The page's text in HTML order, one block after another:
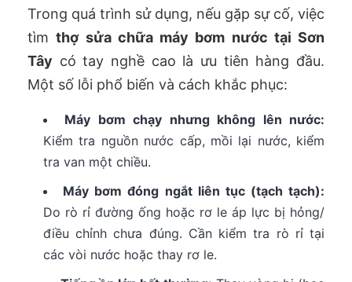
Trong quá trình sử dụng, nếu gặp sự cố, việc
tìmthợ sửa chữa máy bơm nước tại Sơn
Tây có tay nghề cao là ưu tiên hàng đầu.
Một số lỗi phổ biến và cách khắc phục:
Máy bơm chạy nhưng không lên nước:
Kiểm tra nguồn nước cấp, mồi lại nước, kiểm
tra van một chiều.
Máy bơm đóng ngắt liên tục (tạch tạch):
Do rò rỉ đường ống hoặc rơ le áp lực bị hỏng/
điều chỉnh chưa đúng. Cần kiểm tra rò rỉ tại
các vòi nước hoặc thay rơ le.